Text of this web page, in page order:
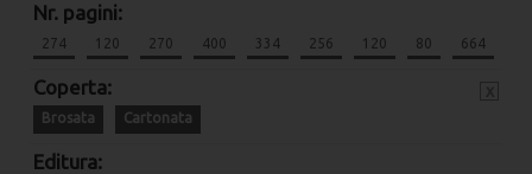
Nr. pagini:
274 120 270 400 334 256 120 80 664
Coperta:
Brosata Cartonata
Editura: